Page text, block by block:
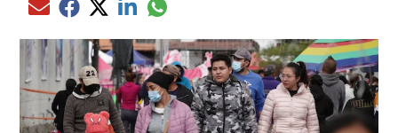
Compartir el artículo actual mediante Email
Compartir el artículo actual mediante Facebook
Compartir el artículo actual mediante Twitter
Compartir el artículo actual mediante LinkedIn
Compartir el artículo actual mediante